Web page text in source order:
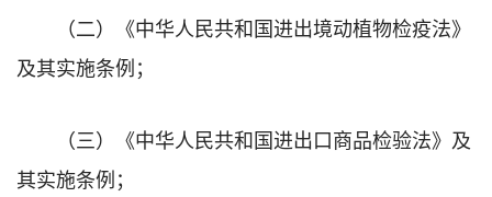
（二）《中华人民共和国进出境动植物检疫法》
及其实施条例；
（三）《中华人民共和国进出口商品检验法》及
其实施条例；